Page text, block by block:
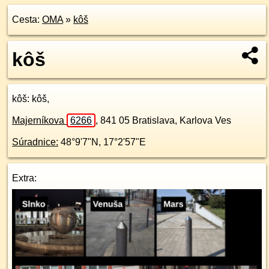
Cesta: OMA» kôš
kôš
kôš: kôš,
Majerníkova 6266 , 841 05 Bratislava, Karlova Ves
Súradnice: 48°9'7"N , 17°2'57"E
Extra: